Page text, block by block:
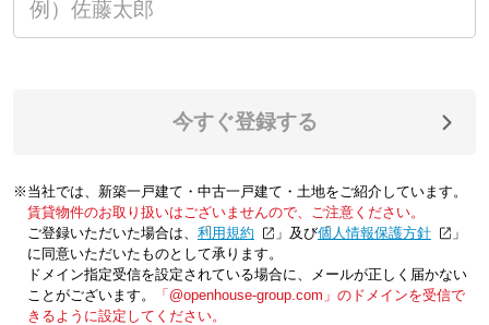
今すぐ登録する
※当社では、新築一戸建て・中古一戸建て・土地をご紹介しています。
賃貸物件のお取り扱いはございませんので、ご注意ください。
ご登録いただいた場合は、「利用規約 」及び「個人情報保護方針
」
に同意いただいたものとして承ります。
ドメイン指定受信を設定されている場合に、メールが正しく届かない
ことがございます。
「@openhouse-group.com」のドメインを受信で
きるように設定してください。